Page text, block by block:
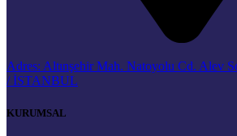
Adres: Altınşehir Mah. Natoyolu Cd. Alev
/ İSTANBUL
KURUMSAL